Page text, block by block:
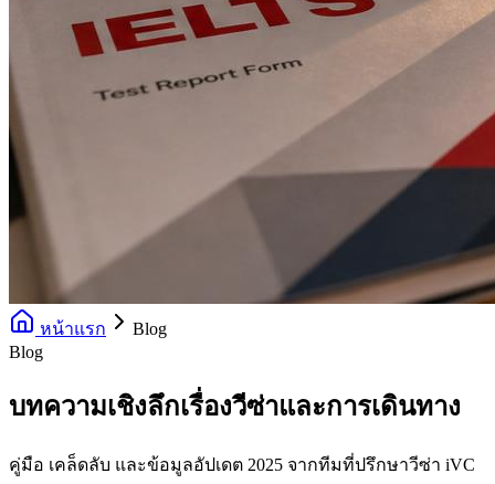
หน้าแรก
Blog
Blog
บทความเชิงลึกเรื่องวีซ่าและการเดินทาง
คู่มือ เคล็ดลับ และข้อมูลอัปเดต 2025 จากทีมที่ปรึกษาวีซ่า iVC